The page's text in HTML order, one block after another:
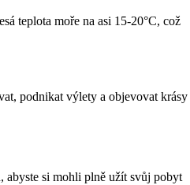
teplota moře na asi 15-20°C, což
podnikat výlety a objevovat krásy
abyste si mohli plně užít svůj pobyt